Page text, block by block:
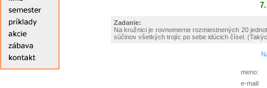
Zadanie:
Na kružnici je rovnomerne rozmiestnených 20
súčinov všetkých trojíc po sebe idúcich čísel.
meno:
e-mail: